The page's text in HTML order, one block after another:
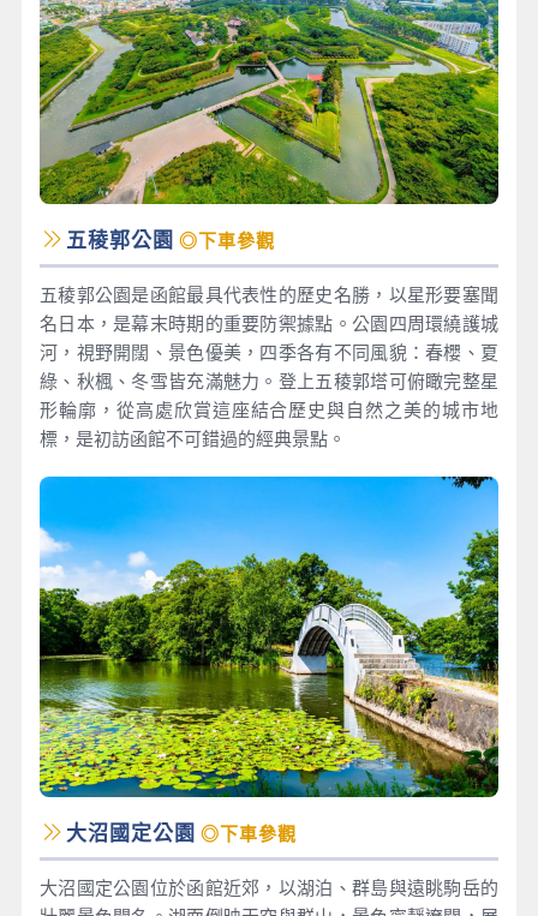
五稜郭公園 ◎下車參觀
五稜郭公園是函館最具代表性的歷史名勝，以星形要塞聞
名日本，是幕末時期的重要防禦據點。公園四周環繞護城
河，視野開闊、景色優美，四季各有不同風貌：春櫻、夏
綠、秋楓、冬雪皆充滿魅力。登上五稜郭塔可俯瞰完整星
形輪廓，從高處欣賞這座結合歷史與自然之美的城市地
標，是初訪函館不可錯過的經典景點。
大沼國定公園 ◎下車參觀
大沼國定公園位於函館近郊，以湖泊、群島與遠眺駒岳的